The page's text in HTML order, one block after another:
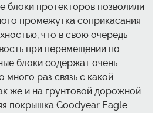
блоки протекторов позволили
промежутка соприкасания
что в свою очередь
при перемещении по
блоки содержат очень
много раз связь с какой
же и на грунтовой дорожной
покрышка Goodyear Eagle